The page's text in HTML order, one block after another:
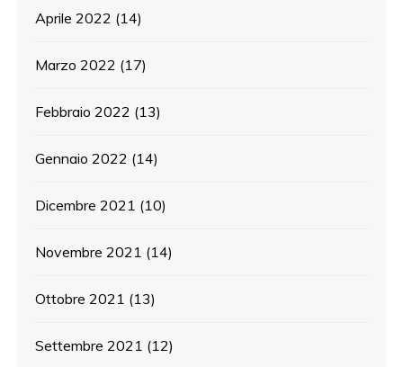
Aprile 2022 (14)
Marzo 2022 (17)
Febbraio 2022 (13)
Gennaio 2022 (14)
Dicembre 2021 (10)
Novembre 2021 (14)
Ottobre 2021 (13)
Settembre 2021 (12)